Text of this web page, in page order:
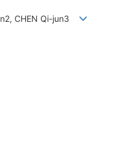
CHEN Qi-jun3